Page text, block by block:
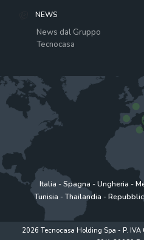
NEWS
News dal Gruppo
Tecnocasa
Italia -Spagna -Ungheria -
Tunisia -Thailandia -
2026 Tecnocasa Holding Spa - P.